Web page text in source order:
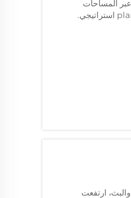
المساحات
المفتوحة، تتطلب أنظمة الصوت العامة (PA) للفعاليات الخارجية مراعاة دقيقة و planning استراتيجي.
ارتفعت